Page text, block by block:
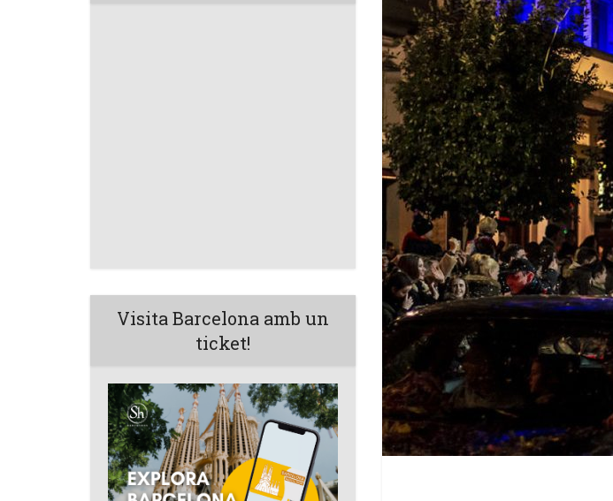
Visita Barcelona amb un
ticket!